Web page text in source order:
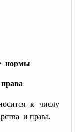
нормы
к числу
и права.